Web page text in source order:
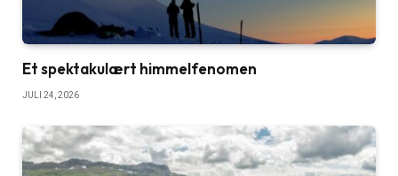
Et spektakulært himmelfenomen
JULI 24, 2026